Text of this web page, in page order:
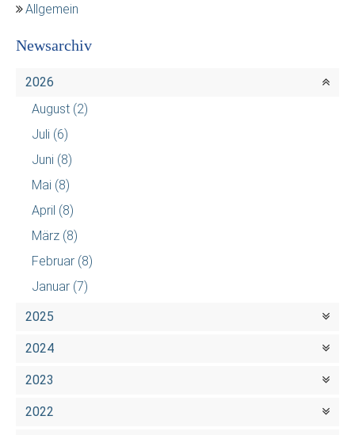
Allgemein
Newsarchiv
2026
August (2)
Juli (6)
Juni (8)
Mai (8)
April (8)
März (8)
Februar (8)
Januar (7)
2025
2024
2023
2022